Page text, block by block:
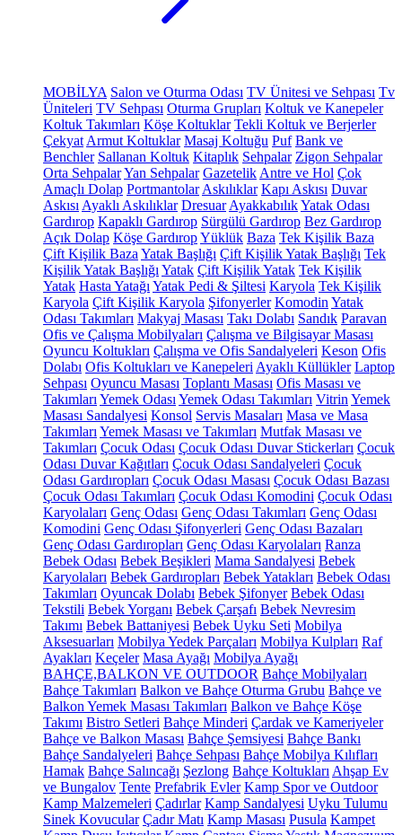
MOBİLYA Salon ve Oturma Odası TV Ünitesi ve Sehpası Tv
Üniteleri TV Sehpası Oturma Grupları Koltuk ve Kanepeler
Koltuk Takımları Köşe Koltuklar Tekli Koltuk ve Berjerler
Çekyat Armut Koltuklar Masaj Koltuğu Puf Bank ve
Benchler Sallanan Koltuk Kitaplık Sehpalar Zigon Sehpalar
Orta SehpalarYan Sehpalar Gazetelik Antre ve Hol Çok
Amaçlı Dolap Portmantolar Askılıklar Kapı Askısı Duvar
Askısı Ayaklı Askılıklar Dresuar AyakkabılıkYatak Odası
Gardırop Kapaklı Gardırop Sürgülü Gardırop Bez Gardırop
Açık Dolap Köşe GardıropYüklük Baza Tek Kişilik Baza
Çift Kişilik Baza Yatak Başlığı Çift Kişilik Yatak Başlığı Tek
Kişilik Yatak Başlığı Yatak Çift Kişilik Yatak Tek Kişilik
Yatak Hasta Yatağı Yatak Pedi & Şiltesi Karyola Tek Kişilik
Karyola Çift Kişilik Karyola Şifonyerler Komodin Yatak
Odası Takımları Makyaj Masası Takı Dolabı Sandık Paravan
Ofis ve Çalışma Mobilyaları Çalışma ve Bilgisayar Masası
Oyuncu Koltukları Çalışma ve Ofis Sandalyeleri Keson Ofis
Dolabı Ofis Koltukları ve Kanepeleri Ayaklı Küllükler Laptop
Sehpası Oyuncu Masası Toplantı Masası Ofis Masası ve
Takımları Yemek Odası Yemek Odası Takımları Vitrin Yemek
Masası Sandalyesi Konsol Servis Masaları Masa ve Masa
Takımları Yemek Masası ve Takımları Mutfak Masası ve
Takımları Çocuk Odası Çocuk Odası Duvar Stickerları Çocuk
Odası Duvar Kağıtları Çocuk Odası Sandalyeleri Çocuk
Odası Gardıropları Çocuk Odası Masası Çocuk Odası Bazası
Çocuk Odası Takımları Çocuk Odası Komodini Çocuk Odası
Karyolaları Genç Odası Genç Odası Takımları Genç Odası
Komodini Genç Odası Şifonyerleri Genç Odası Bazaları
Genç Odası Gardıropları Genç Odası Karyolaları Ranza
Bebek Odası Bebek Beşikleri Mama Sandalyesi Bebek
Karyolaları Bebek Gardıropları Bebek Yatakları Bebek Odası
Takımları Oyuncak Dolabı Bebek Şifonyer Bebek Odası
Tekstili Bebek Yorganı Bebek Çarşafı Bebek Nevresim
Takımı Bebek Battaniyesi Bebek Uyku Seti Mobilya
Aksesuarları Mobilya Yedek Parçaları Mobilya Kulpları Raf
Ayakları Keçeler Masa Ayağı Mobilya Ayağı
BAHÇE,BALKON VE OUTDOOR Bahçe Mobilyaları
Bahçe Takımları Balkon ve Bahçe Oturma Grubu Bahçe ve
Balkon Yemek Masası Takımları Balkon ve Bahçe Köşe
Takımı Bistro Setleri Bahçe Minderi Çardak ve Kameriyeler
Bahçe ve Balkon Masası Bahçe Şemsiyesi Bahçe Bankı
Bahçe Sandalyeleri Bahçe Sehpası Bahçe Mobilya Kılıfları
Hamak Bahçe Salıncağı Şezlong Bahçe Koltukları Ahşap Ev
ve Bungalov Tente Prefabrik Evler Kamp Spor ve Outdoor
Kamp Malzemeleri Çadırlar Kamp Sandalyesi Uyku Tulumu
Sinek Kovucular Çadır Matı Kamp Masası Pusula Kampet